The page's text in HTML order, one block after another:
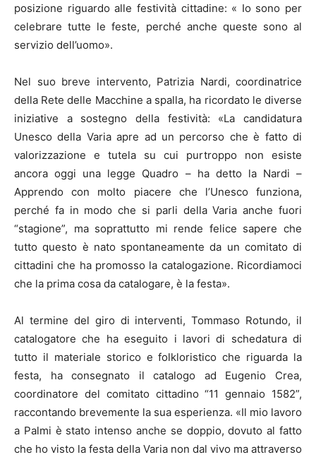
posizione riguardo alle festività cittadine: « Io sono per
celebrare tutte le feste, perché anche queste sono al
servizio dell’uomo».
Nel suo breve intervento, Patrizia Nardi, coordinatrice
della Rete delle Macchine a spalla, ha ricordato le diverse
iniziative a sostegno della festività: «La candidatura
Unesco della Varia apre ad un percorso che è fatto di
valorizzazione e tutela su cui purtroppo non esiste
ancora oggi una legge Quadro – ha detto la Nardi –
Apprendo con molto piacere che l’Unesco funziona,
perché fa in modo che si parli della Varia anche fuori
“stagione”, ma soprattutto mi rende felice sapere che
tutto questo è nato spontaneamente da un comitato di
cittadini che ha promosso la catalogazione. Ricordiamoci
che la prima cosa da catalogare, è la festa».
Al termine del giro di interventi, Tommaso Rotundo, il
catalogatore che ha eseguito i lavori di schedatura di
tutto il materiale storico e folkloristico che riguarda la
festa, ha consegnato il catalogo ad Eugenio Crea,
coordinatore del comitato cittadino “11 gennaio 1582”,
raccontando brevemente la sua esperienza. «Il mio lavoro
a Palmi è stato intenso anche se doppio, dovuto al fatto
che ho visto la festa della Varia non dal vivo ma attraverso